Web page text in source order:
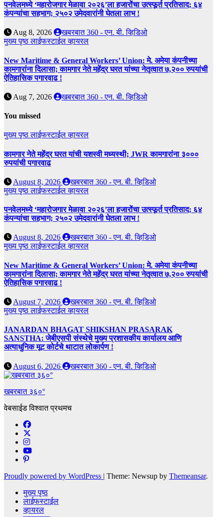
पनवेलमध्ये ‘महारोजगार मेळावा २०२६’ला हजारोंचा उत्स्फूर्त प्रतिसाद; ६४
कंपन्यांचा सहभाग; २५०२ उमेदवारांनी घेतला लाभ !
Aug 8, 2026
खबरबात 360 - एन. बी. व्हिडिओ
मुख्य पृष्ठलाईफस्टाईलव्हायरल
New Maritime & General Workers’ Union: मे. अमेया कंपनीच्या
कामगारांना दिलासा; कामगार नेते महेंद्र घरत यांच्या नेतृत्वात ७,२०० रुपयांची
ऐतिहासिक पगारवाढ !
Aug 7, 2026 खबरबात 360 - एन. बी. व्हिडिओ
You missed
मुख्य पृष्ठलाईफस्टाईलव्हायरल
कामगार नेते महेंद्र घरत यांची यशस्वी मध्यस्थी; JWR कामगारांना ३०००
रुपयांची पगारवाढ
August 8, 2026
खबरबात 360 - एन. बी. व्हिडिओ
मुख्य पृष्ठलाईफस्टाईलव्हायरल
पनवेलमध्ये ‘महारोजगार मेळावा २०२६’ला हजारोंचा उत्स्फूर्त प्रतिसाद; ६४
कंपन्यांचा सहभाग; २५०२ उमेदवारांनी घेतला लाभ !
August 8, 2026
खबरबात 360 - एन. बी. व्हिडिओ
मुख्य पृष्ठलाईफस्टाईलव्हायरल
New Maritime & General Workers’ Union: मे. अमेया कंपनीच्या
कामगारांना दिलासा; कामगार नेते महेंद्र घरत यांच्या नेतृत्वात ७,२०० रुपयांची
ऐतिहासिक पगारवाढ !
August 7, 2026
खबरबात 360 - एन. बी. व्हिडिओ
मुख्य पृष्ठलाईफस्टाईलव्हायरल
JANARDAN BHAGAT SHIKSHAN PRASARAK
SANSTHA: जेबीएसपी संस्थेचे मुख्य प्रशासकीय कार्यालय आणि
अत्याधुनिक मूट कोर्टचे थाटात लोकार्पण !
August 6, 2026 खबरबात 360 - एन. बी. व्हिडिओ
खबरबात ३६०°
वेबसाईड विश्वात प्रथमच
Proudly powered by WordPress | Theme: Newsup by Themeansar.
मुख्य पृष्ठ
लाईफस्टाईल
व्हायरल